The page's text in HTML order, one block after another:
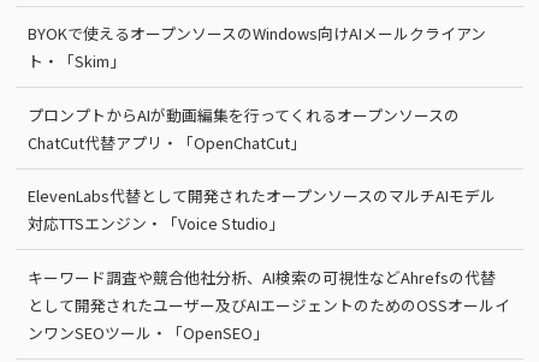
BYOKで使えるオープンソースのWindows向けAIメールクライアン
ト・「Skim」
プロンプトからAIが動画編集を行ってくれるオープンソースの
ChatCut代替アプリ・「OpenChatCut」
ElevenLabs代替として開発されたオープンソースのマルチAIモデル
対応TTSエンジン・「Voice Studio」
キーワード調査や競合他社分析、AI検索の可視性などAhrefsの代替
として開発されたユーザー及びAIエージェントのためのOSSオールイ
ンワンSEOツール・「OpenSEO」